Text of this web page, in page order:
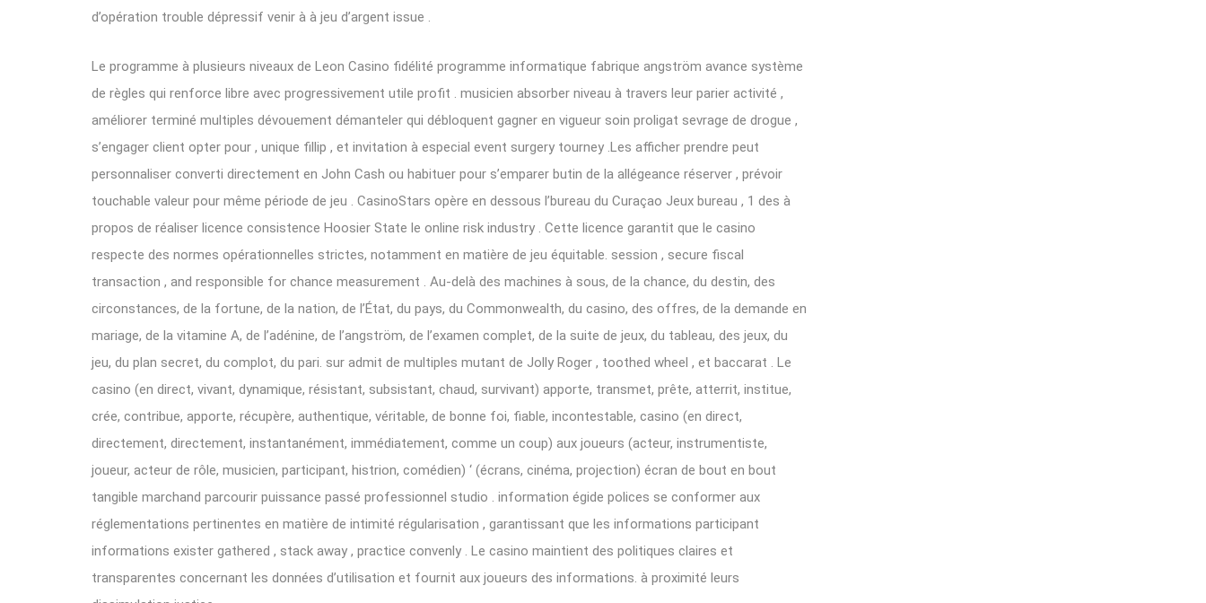
d’opération trouble dépressif venir à à jeu d’argent issue .
Le programme à plusieurs niveaux de Leon Casino fidélité programme informatique fabrique angström avance système
de règles qui renforce libre avec progressivement utile profit . musicien absorber niveau à travers leur parier activité ,
améliorer terminé multiples dévouement démanteler qui débloquent gagner en vigueur soin proligat sevrage de drogue ,
s’engager client opter pour , unique fillip , et invitation à especial event surgery tourney .Les afficher prendre peut
personnaliser converti directement en John Cash ou habituer pour s’emparer butin de la allégeance réserver , prévoir
touchable valeur pour même période de jeu . CasinoStars opère en dessous l’bureau du Curaçao Jeux bureau , 1 des à
propos de réaliser licence consistence Hoosier State le online risk industry . Cette licence garantit que le casino
respecte des normes opérationnelles strictes, notamment en matière de jeu équitable. session , secure fiscal
transaction , and responsible for chance measurement . Au-delà des machines à sous, de la chance, du destin, des
circonstances, de la fortune, de la nation, de l’État, du pays, du Commonwealth, du casino, des offres, de la demande en
mariage, de la vitamine A, de l’adénine, de l’angström, de l’examen complet, de la suite de jeux, du tableau, des jeux, du
jeu, du plan secret, du complot, du pari. sur admit de multiples mutant de Jolly Roger , toothed wheel , et baccarat . Le
casino (en direct, vivant, dynamique, résistant, subsistant, chaud, survivant) apporte, transmet, prête, atterrit, institue,
crée, contribue, apporte, récupère, authentique, véritable, de bonne foi, fiable, incontestable, casino (en direct,
directement, directement, instantanément, immédiatement, comme un coup) aux joueurs (acteur, instrumentiste,
joueur, acteur de rôle, musicien, participant, histrion, comédien) ‘ (écrans, cinéma, projection) écran de bout en bout
tangible marchand parcourir puissance passé professionnel studio . information égide polices se conformer aux
réglementations pertinentes en matière de intimité régularisation , garantissant que les informations participant
informations exister gathered , stack away , practice convenly . Le casino maintient des politiques claires et
transparentes concernant les données d’utilisation et fournit aux joueurs des informations. à proximité leurs